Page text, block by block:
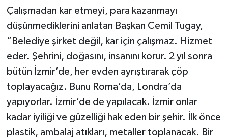
Çalışmadan kar etmeyi, para kazanmayı
düşünmediklerini anlatan Başkan Cemil Tugay,
“Belediye şirket değil, kar için çalışmaz. Hizmet
eder. Şehrini, doğasını, insanını korur. 2 yıl sonra
bütün İzmir’de, her evden ayrıştırarak çöp
toplayacağız. Bunu Roma’da, Londra’da
yapıyorlar. İzmir’de de yapılacak. İzmir onlar
kadar iyiliği ve güzelliği hak eden bir şehir. İlk önce
plastik, ambalaj atıkları, metaller toplanacak. Bir